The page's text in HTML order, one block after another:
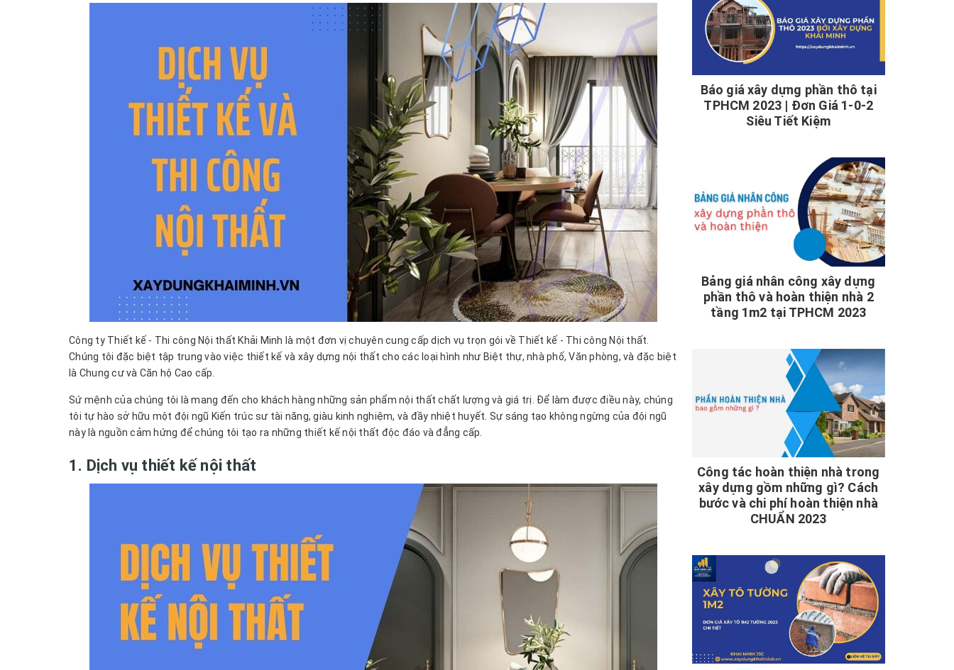
Công ty Thiết kế - Thi công Nội thất Khải Minh là một đơn vị chuyên cung cấp dịch vụ trọn gói về Thiết kế - Thi công Nội thất.
Chúng tôi đặc biệt tập trung vào việc thiết kế và xây dựng nội thất cho các loại hình như Biệt thự, nhà phố, Văn phòng, và đặc biệt
là Chung cư và Căn hộ Cao cấp.
Sứ mệnh của chúng tôi là mang đến cho khách hàng những sản phẩm nội thất chất lượng và giá trị. Để làm được điều này, chúng
tôi tự hào sở hữu một đội ngũ Kiến trúc sư tài năng, giàu kinh nghiệm, và đầy nhiệt huyết. Sự sáng tạo không ngừng của đội ngũ
này là nguồn cảm hứng để chúng tôi tạo ra những thiết kế nội thất độc đáo và đẳng cấp.
1. Dịch vụ thiết kế nội thất
Báo giá xây dựng phần thô tại
TPHCM 2023 | Đơn Giá 1-0-2
Siêu Tiết Kiệm
Bảng giá nhân công xây dựng
phần thô và hoàn thiện nhà 2
tầng 1m2 tại TPHCM 2023
Công tác hoàn thiện nhà trong
xây dựng gồm những gì? Cách
bước và chi phí hoàn thiện nhà
CHUẨN 2023